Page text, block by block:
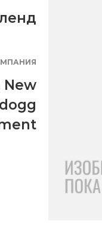
New